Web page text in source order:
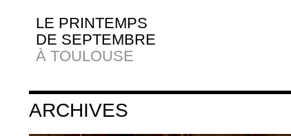
LE PRINTEMPS
DE SEPTEMBRE
À TOULOUSE
ARCHIVES